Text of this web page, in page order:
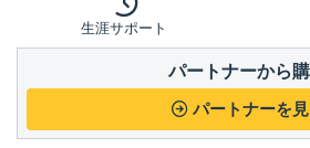
生涯サポート
パートナーから
パートナーを